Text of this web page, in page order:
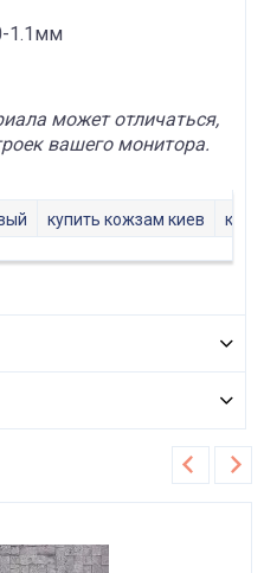
1.1мм
может отличаться,
вашего монитора.
купить кожзам киев